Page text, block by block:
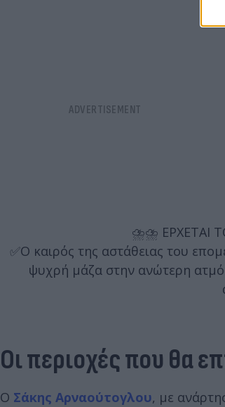
⛈️⛈️ ΕΡΧΕΤΑΙ
✅Ο καιρός της αστάθειας του
ψυχρή μάζα στην ανώτερη
Οι περιοχές που θα
Ο Σάκης Αρναούτογλου, με